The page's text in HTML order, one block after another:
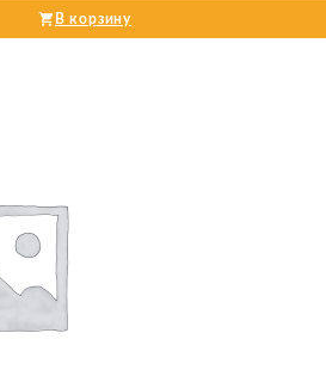
В корзину